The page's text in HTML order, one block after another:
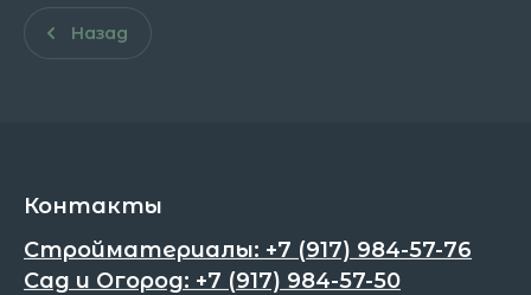
Назад
Контакты
Стройматериалы: +7 (917) 984-57-76
Сад и Огород: +7 (917) 984-57-50